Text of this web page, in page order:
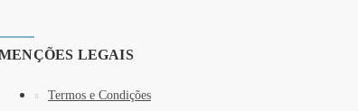
LEGAIS
Termos e Condições